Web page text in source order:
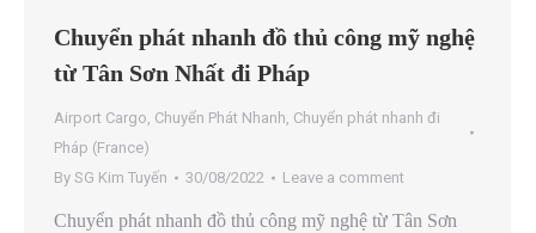
Chuyển phát nhanh đồ thủ công mỹ nghệ
từ Tân Sơn Nhất đi Pháp
Airport Cargo, Chuyển Phát Nhanh, Chuyển phát nhanh đi
Pháp (France)
By SG Kim Tuyến 30/08/2022 Leave a comment
Chuyển phát nhanh đồ thủ công mỹ nghệ từ Tân Sơn